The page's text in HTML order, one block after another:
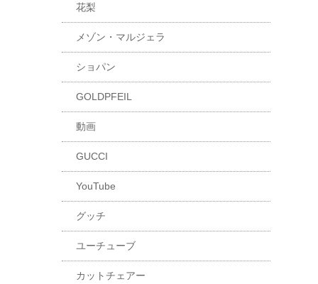
花梨
メゾン・マルジェラ
ショパン
GOLDPFEIL
動画
GUCCI
YouTube
グッチ
ユーチューブ
カットチェアー